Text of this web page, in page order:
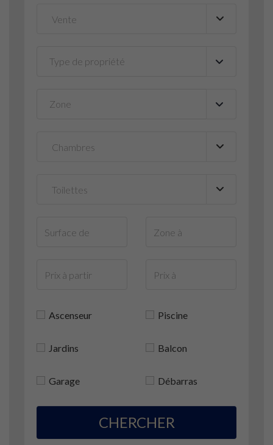
Type de propriété ▼
Zone ▼
Ascenseur Piscine
Jardins Balcon
Garage Débarras
CHERCHER